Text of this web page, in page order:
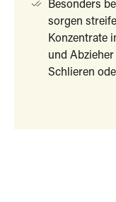
Besonders
sorgen
Konzentrate
und
Schlieren